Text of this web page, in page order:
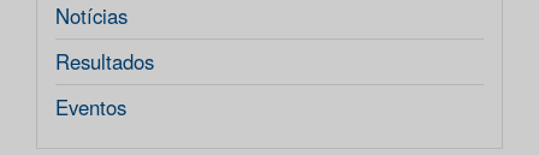
Notícias
Resultados
Eventos